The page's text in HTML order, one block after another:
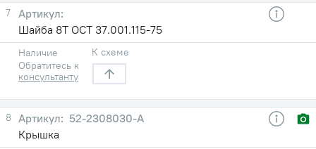
7
Шайба 8Т ОСТ 37.001.115-75
Наличие
Обратитесь к
консультанту
К схеме
8
52-2308030-А
Крышка